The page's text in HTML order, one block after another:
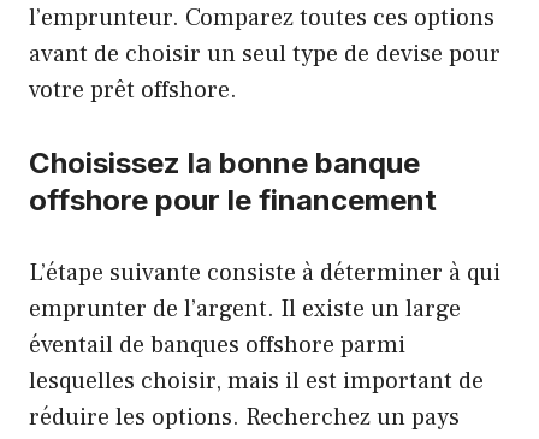
l’emprunteur. Comparez toutes ces options
avant de choisir un seul type de devise pour
votre prêt offshore.
Choisissez la bonne banque
offshore pour le financement
L’étape suivante consiste à déterminer à qui
emprunter de l’argent. Il existe un large
éventail de banques offshore parmi
lesquelles choisir, mais il est important de
réduire les options. Recherchez un pays